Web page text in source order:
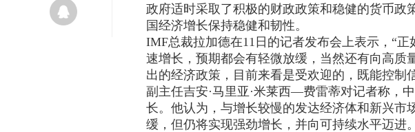
政府适时采取了积极的财政政策和稳健的货币政
国经济增长保持稳健和韧性。
IMF总裁拉加德在11日的记者发布会上表示，“
速增长，预期都会有轻微放缓，当然还有向高质
出的经济政策，目前来看是受欢迎的，既能控制
副主任吉安·马里亚·米莱西—费雷蒂对记者称，
长。他认为，与增长较慢的发达经济体和新兴市
缓，但仍将实现强劲增长，并向可持续水平迈进